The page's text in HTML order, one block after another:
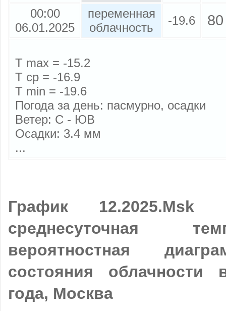
00:00
06.01.2025
переменная
облачность
-19.6 80
T max = -15.2
T cp = -16.9
T min = -19.6
Погода за день: пасмурно, осадки
Ветер: С - ЮВ
Осадки: 3.4 мм
...
График 12.2025.Msk
среднесуточная
вероятностная
состояния облачности
года, Москва